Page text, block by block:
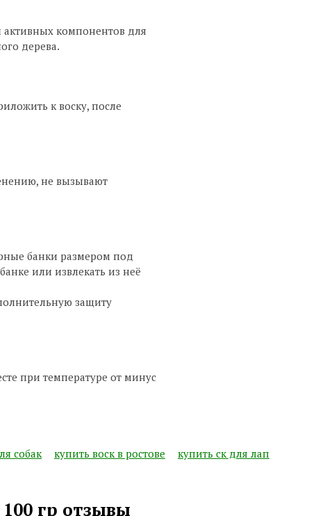
активных компонентов для
дерева.
к воску, после
не вызывают
банки размером под
или извлекать из неё
защиту
при температуре от минус
собак купить воск в ростове
купить ск для лап
гр отзывы